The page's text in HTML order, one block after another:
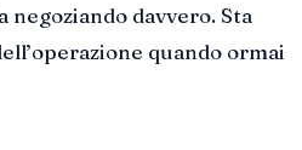
negoziando davvero. Sta
quando ormai